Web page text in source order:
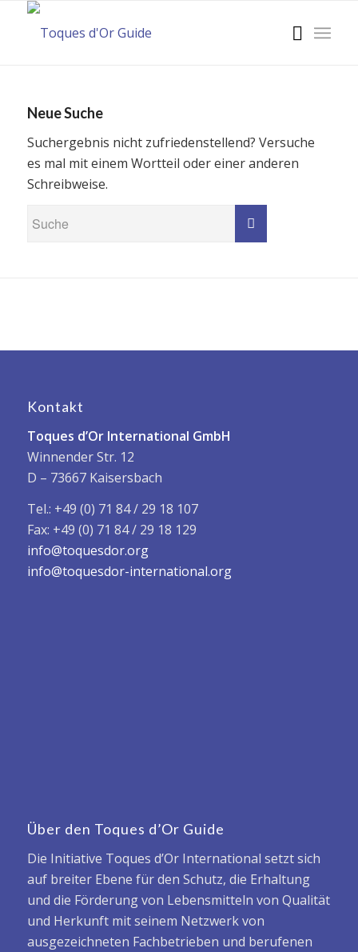
Neue Suche
Suchergebnis nicht zufriedenstellend? Versuche
es mal mit einem Wortteil oder einer anderen
Schreibweise.
Kontakt
Toques d’Or International GmbH
Winnender Str. 12
D – 73667 Kaisersbach
Tel.: +49 (0) 71 84 / 29 18 107
Fax: +49 (0) 71 84 / 29 18 129
info@toquesdor.org
info@toquesdor-international.org
Über den Toques d’Or Guide
Die Initiative Toques d’Or International setzt sich
auf breiter Ebene für den Schutz, die Erhaltung
und die Förderung von Lebensmitteln von Qualität
und Herkunft mit seinem Netzwerk von
ausgezeichneten Fachbetrieben und berufenen